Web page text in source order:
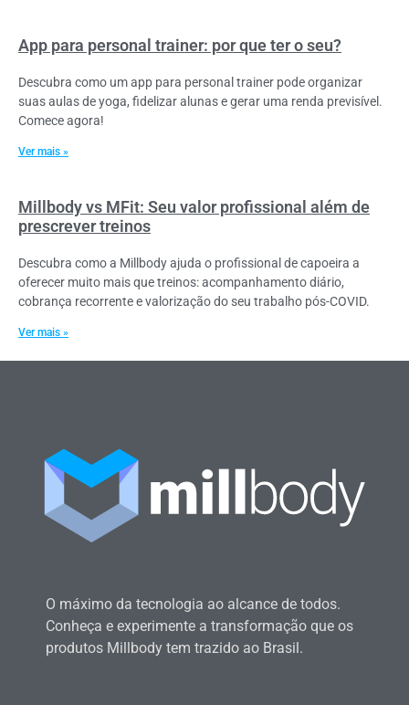
App para personal trainer: por que ter o seu?
Descubra como um app para personal trainer pode organizar
suas aulas de yoga, fidelizar alunas e gerar uma renda previsível.
Comece agora!
Ver mais »
Millbody vs MFit: Seu valor profissional além de
prescrever treinos
Descubra como a Millbody ajuda o profissional de capoeira a
oferecer muito mais que treinos: acompanhamento diário,
cobrança recorrente e valorização do seu trabalho pós-COVID.
Ver mais »
O máximo da tecnologia ao alcance de todos.
Conheça e experimente a transformação que os
produtos Millbody tem trazido ao Brasil.